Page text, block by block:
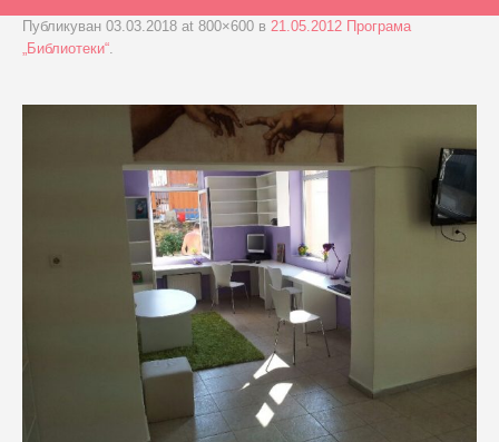
Публикуван 03.03.2018 at 800×600 в 21.05.2012 Програма
„Библиотеки“.